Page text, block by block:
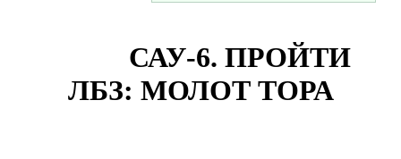
САУ-6. ПРОЙТИ
ЛБЗ: МОЛОТ ТОРА